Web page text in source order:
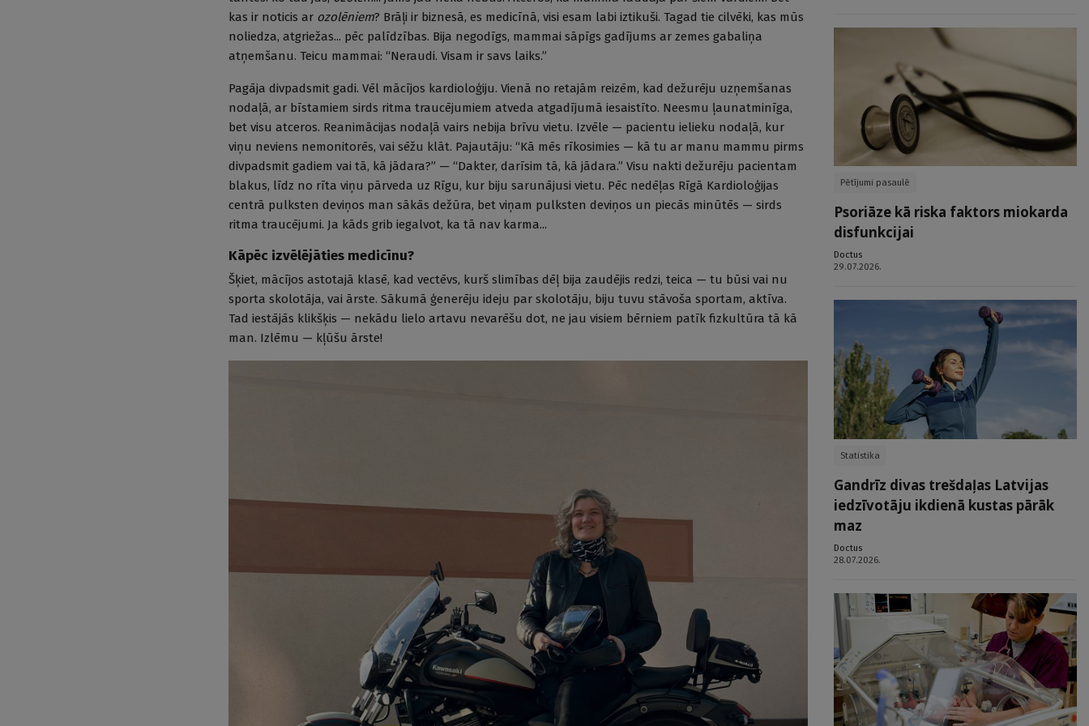
kas ir noticis ar ozolēniem? Brāļi ir biznesā, es medicīnā, visi esam labi iztikuši. Tagad tie cilvēki, kas mūs
noliedza, atgriežas... pēc palīdzības. Bija negodīgs, mammai sāpīgs gadījums ar zemes gabaliņa
atņemšanu. Teicu mammai: “Neraudi. Visam ir savs laiks.”
Pagāja divpadsmit gadi. Vēl mācījos kardioloģiju. Vienā no retajām reizēm, kad dežurēju uzņemšanas
nodaļā, ar bīstamiem sirds ritma traucējumiem atveda atgadījumā iesaistīto. Neesmu ļaunatminīga,
bet visu atceros. Reanimācijas nodaļā vairs nebija brīvu vietu. Izvēle — pacientu ielieku nodaļā, kur
viņu neviens nemonitorēs, vai sēžu klāt. Pajautāju: “Kā mēs rīkosimies — kā tu ar manu mammu pirms
divpadsmit gadiem vai tā, kā jādara?” — “Dakter, darīsim tā, kā jādara.” Visu nakti dežurēju pacientam
blakus, līdz no rīta viņu pārveda uz Rīgu, kur biju sarunājusi vietu. Pēc nedēļas Rīgā Kardioloģijas
centrā pulksten deviņos man sākās dežūra, bet viņam pulksten deviņos un piecās minūtēs — sirds
ritma traucējumi. Ja kāds grib iegalvot, ka tā nav karma...
Kāpēc izvēlējāties medicīnu?
Šķiet, mācījos astotajā klasē, kad vectēvs, kurš slimības dēļ bija zaudējis redzi, teica — tu būsi vai nu
sporta skolotāja, vai ārste. Sākumā ģenerēju ideju par skolotāju, biju tuvu stāvoša sportam, aktīva.
Tad iestājās klikšķis — nekādu lielo artavu nevarēšu dot, ne jau visiem bērniem patīk fizkultūra tā kā
man. Izlēmu — kļūšu ārste!
Pētījumi pasaulē
Psoriāze kā riska faktors miokarda
disfunkcijai
Doctus
29.07.2026.
Statistika
Gandrīz divas trešdaļas Latvijas
iedzīvotāju ikdienā kustas pārāk
maz
Doctus
28.07.2026.